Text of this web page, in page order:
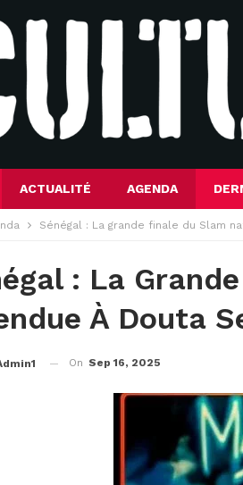
ACTUALITÉ AGENDA
Sénégal : La grande finale du Slam
: La
À Douta
On Sep 16, 2025